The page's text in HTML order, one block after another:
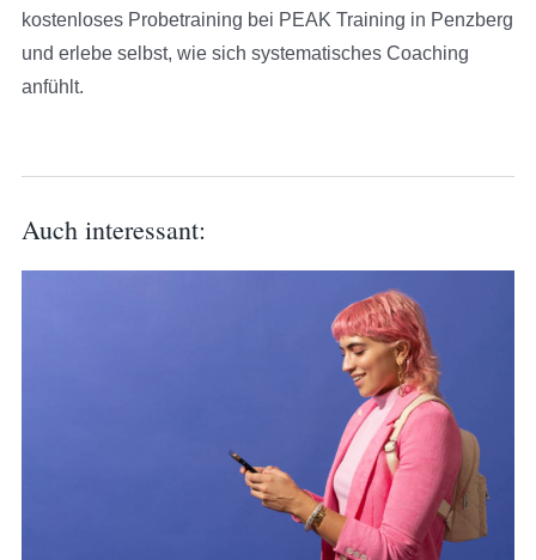
kostenloses Probetraining bei PEAK Training in Penzberg
und erlebe selbst, wie sich systematisches Coaching
anfühlt.
Auch interessant: